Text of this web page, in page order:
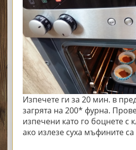
Изпечете ги за 20 мин. в
загрята на 200* фурна.
изпечени като го боцнете с
ако излезе суха мъфините са